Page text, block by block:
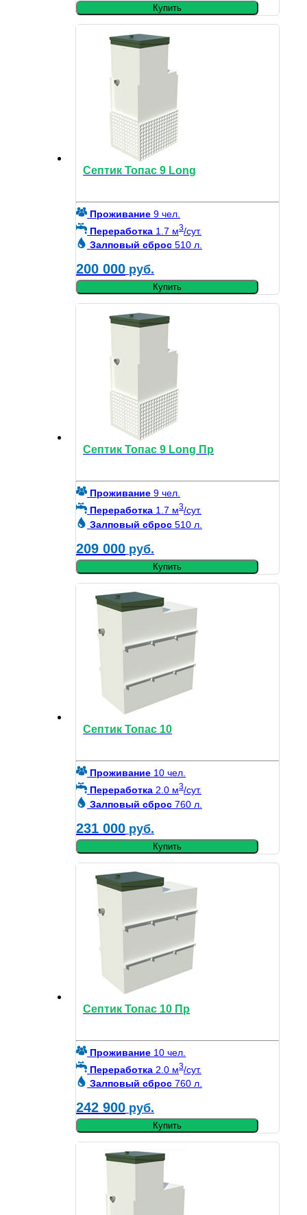
Купить
Септик Топас 9 Long
Проживание 9 чел.
Переработка 1.7 м3/сут.
Залповый сброс 510 л.
200 000 руб.
Купить
Септик Топас 9 Long Пр
Проживание 9 чел.
Переработка 1.7 м3/сут.
Залповый сброс 510 л.
209 000 руб.
Купить
Септик Топас 10
Проживание 10 чел.
Переработка 2.0 м3/сут.
Залповый сброс 760 л.
231 000 руб.
Купить
Септик Топас 10 Пр
Проживание 10 чел.
Переработка 2.0 м3/сут.
Залповый сброс 760 л.
242 900 руб.
Купить